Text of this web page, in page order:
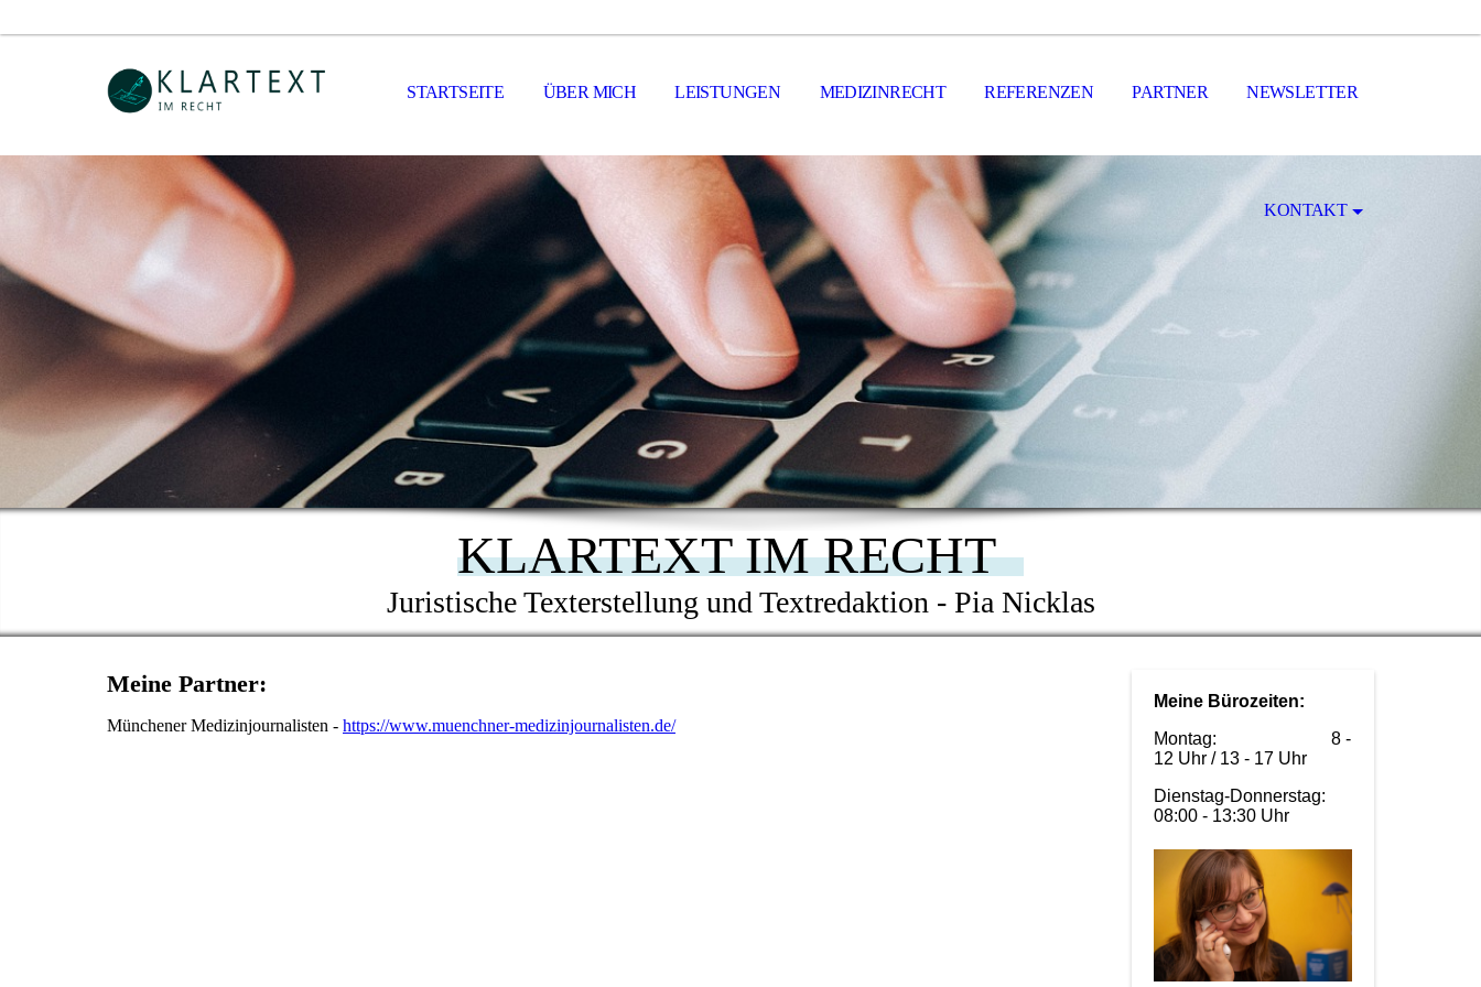
STARTSEITE ÜBER MICH LEISTUNGEN MEDIZINRECHT REFERENZEN PARTNER NEWSLETTER
KONTAKT
KLARTEXT IM RECHT
Juristische Texterstellung und Textredaktion - Pia Nicklas
Meine Partner:
Münchener Medizinjournalisten - https://www.muenchner-medizinjournalisten.de/
Meine Bürozeiten:
Montag: 8 -
12 Uhr / 13 - 17 Uhr
Dienstag-Donnerstag:
08:00 - 13:30 Uhr